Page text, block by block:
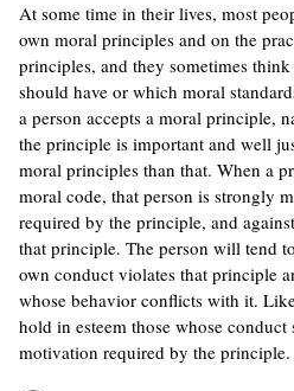
At some time in their lives, most
own moral principles and on the
principles, and they sometimes
should have or which moral
a person accepts a moral principle,
the principle is important and well
moral principles than that. When a
moral code, that person is strongly
required by the principle, and
that principle. The person will tend
own conduct violates that principle
whose behavior conflicts with it.
hold in esteem those whose
motivation required by the principle.